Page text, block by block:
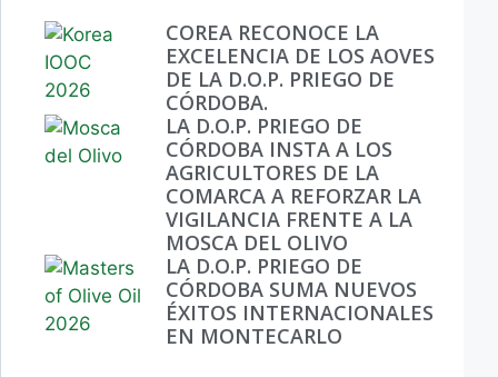
COREA RECONOCE LA
EXCELENCIA DE LOS AOVES
DE LA D.O.P. PRIEGO DE
CÓRDOBA.
LA D.O.P. PRIEGO DE
CÓRDOBA INSTA A LOS
AGRICULTORES DE LA
COMARCA A REFORZAR LA
VIGILANCIA FRENTE A LA
MOSCA DEL OLIVO
LA D.O.P. PRIEGO DE
CÓRDOBA SUMA NUEVOS
ÉXITOS INTERNACIONALES
EN MONTECARLO